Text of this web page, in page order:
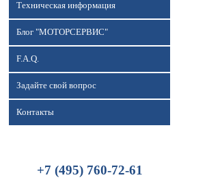
Техническая информация
Блог "МОТОРСЕРВИС"
F.A.Q.
Задайте свой вопрос
Контакты
+7 (495) 760-72-61